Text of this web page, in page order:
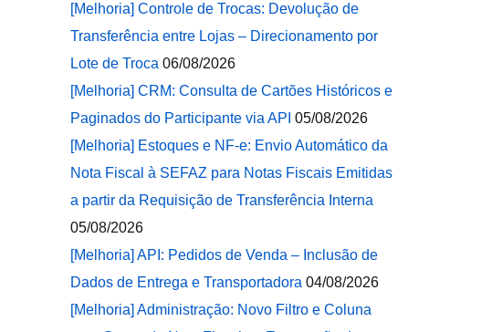
[Melhoria] Controle de Trocas: Devolução de
Transferência entre Lojas – Direcionamento por
Lote de Troca 06/08/2026
[Melhoria] CRM: Consulta de Cartões Históricos e
Paginados do Participante via API 05/08/2026
[Melhoria] Estoques e NF-e: Envio Automático da
Nota Fiscal à SEFAZ para Notas Fiscais Emitidas
a partir da Requisição de Transferência Interna
05/08/2026
[Melhoria] API: Pedidos de Venda – Inclusão de
Dados de Entrega e Transportadora 04/08/2026
[Melhoria] Administração: Novo Filtro e Coluna